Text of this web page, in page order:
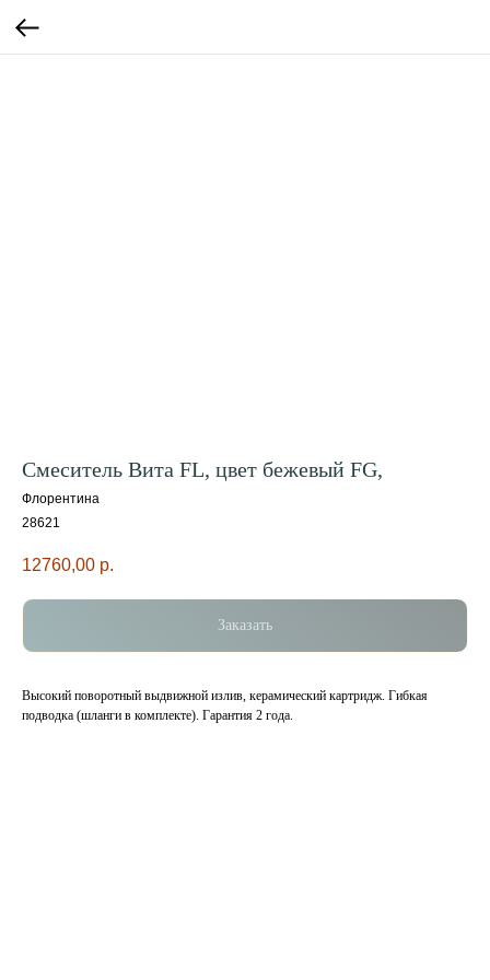
Смеситель Вита FL, цвет бежевый FG,
Флорентина
28621
12760,00 р.
Заказать
Высокий поворотный выдвижной излив, керамический картридж. Гибкая
подводка (шланги в комплекте). Гарантия 2 года.